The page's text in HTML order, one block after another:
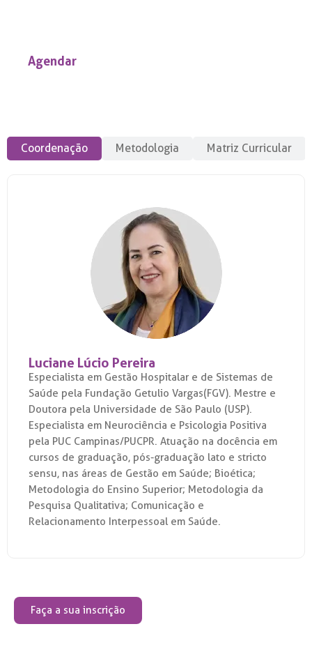
Agendar
Coordenação Metodologia Matriz Curricular
Luciane Lúcio Pereira
Especialista em Gestão Hospitalar e de Sistemas de
Saúde pela Fundação Getulio Vargas(FGV). Mestre e
Doutora pela Universidade de São Paulo (USP).
Especialista em Neurociência e Psicologia Positiva
pela PUC Campinas/PUCPR. Atuação na docência em
cursos de graduação, pós-graduação lato e stricto
sensu, nas áreas de Gestão em Saúde; Bioética;
Metodologia do Ensino Superior; Metodologia da
Pesquisa Qualitativa; Comunicação e
Relacionamento Interpessoal em Saúde.
Faça a sua inscrição